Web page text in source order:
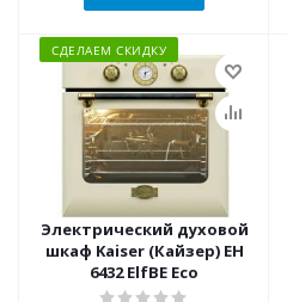
СДЕЛАЕМ СКИДКУ
Электрический духовой
шкаф Kaiser (Кайзер) EH
6432 ElfBE Eco